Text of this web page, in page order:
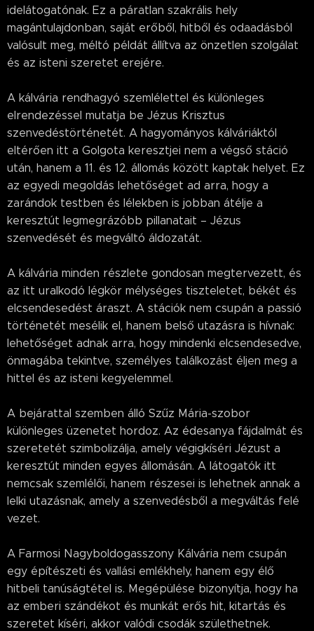
idelátogatónak. Ez a páratlan szakrális hely
magántulajdonban, saját erőből, hitből és odaadásból
valósult meg, méltó példát állítva az önzetlen szolgálat
és az isteni szeretet erejére.
A kálvária rendhagyó szemlélettel és különleges
elrendezéssel mutatja be Jézus Krisztus
szenvedéstörténetét. A hagyományos kálváriáktól
eltérően itt a Golgota keresztjei nem a végső stáció
után, hanem a 11. és 12. állomás között kaptak helyet. Ez
az egyedi megoldás lehetőséget ad arra, hogy a
zarándok testben és lélekben is jobban átélje a
keresztút legmegrázóbb pillanatait – Jézus
szenvedését és megváltó áldozatát.
A kálvária minden részlete gondosan megtervezett, és
az itt uralkodó légkör mélységes tiszteletet, békét és
elcsendesedést áraszt. A stációk nem csupán a passió
történetét mesélik el, hanem belső utazásra is hívnak:
lehetőséget adnak arra, hogy mindenki elcsendesedve,
önmagába tekintve, személyes találkozást éljen meg a
hittel és az isteni kegyelemmel.
A bejárattal szemben álló Szűz Mária-szobor
különleges üzenetet hordoz. Az édesanya fájdalmát és
szeretetét szimbolizálja, amely végigkíséri Jézust a
keresztút minden egyes állomásán. A látogatók itt
nemcsak szemlélői, hanem részesei is lehetnek annak a
lelki utazásnak, amely a szenvedésből a megváltás felé
vezet.
A Farmosi Nagyboldogasszony Kálvária nem csupán
egy építészeti és vallási emlékhely, hanem egy élő
hitbeli tanúságtétel is. Megépülése bizonyítja, hogy ha
az emberi szándékot és munkát erős hit, kitartás és
szeretet kíséri, akkor valódi csodák születhetnek.